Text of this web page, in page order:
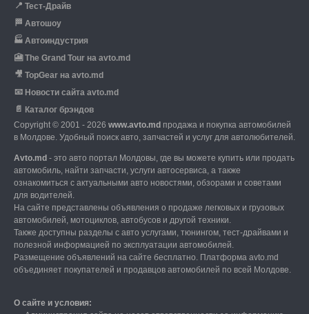
📍 Тест-Драйв
🏁 Автошоу
🏭 Автоиндустрия
🎦 The Grand Tour на avto.md
🎥 TopGear на avto.md
📧 Новости сайта avto.md
📄 Каталог брэндов
Copyright © 2001 - 2026 www.avto.md продажа и покупка автомобилей
в Молдове. Удобный поиск авто, запчастей и услуг для автолюбителей.
Avto.md - это авто портал Молдовы, где вы можете купить или продать
автомобиль, найти запчасти, услуги автосервиса, а также
ознакомиться с актуальными авто новостями, обзорами и советами
для водителей.
На сайте представлены объявления о продаже легковых и грузовых
автомобилей, мотоциклов, автобусов и другой техники.
Также доступны разделы с авто услугами, тюнингом, тест-драйвами и
полезной информацией по эксплуатации автомобилей.
Размещение объявлений на сайте бесплатно. Платформа avto.md
объединяет покупателей и продавцов автомобилей по всей Молдове.
О сайте и условия: